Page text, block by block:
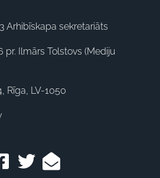
Arhibīskapa sekretariāts
pr. Ilmārs Tolstovs (Mediju
Rīga, LV-1050